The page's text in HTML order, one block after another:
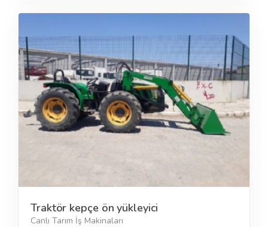
Traktör kepçe ön yükleyici
Canlı Tarım İş Makinaları